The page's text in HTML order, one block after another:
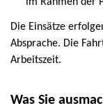
Die Einsätze
Absprache. Die
Arbeitszeit.
Was Sie